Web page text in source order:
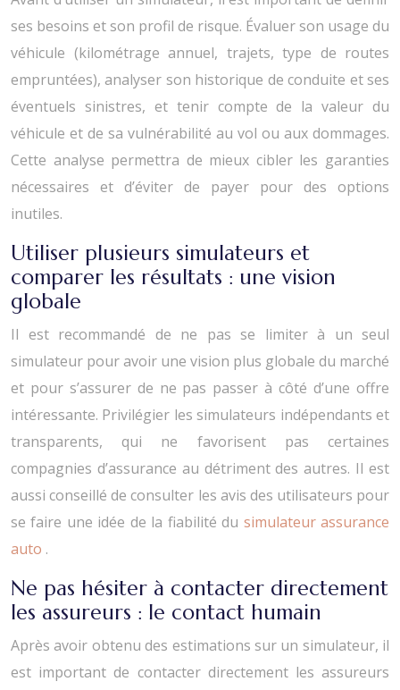
ses besoins et son profil de risque. Évaluer son usage du
véhicule (kilométrage annuel, trajets, type de routes
empruntées), analyser son historique de conduite et ses
éventuels sinistres, et tenir compte de la valeur du
véhicule et de sa vulnérabilité au vol ou aux dommages.
Cette analyse permettra de mieux cibler les garanties
nécessaires et d’éviter de payer pour des options
inutiles.
Utiliser plusieurs simulateurs et
comparer les résultats : une vision
globale
Il est recommandé de ne pas se limiter à un seul
simulateur pour avoir une vision plus globale du marché
et pour s’assurer de ne pas passer à côté d’une offre
intéressante. Privilégier les simulateurs indépendants et
transparents, qui ne favorisent pas certaines
compagnies d’assurance au détriment des autres. Il est
aussi conseillé de consulter les avis des utilisateurs pour
se faire une idée de la fiabilité du simulateur assurance
auto .
Ne pas hésiter à contacter directement
les assureurs : le contact humain
Après avoir obtenu des estimations sur un simulateur, il
est important de contacter directement les assureurs